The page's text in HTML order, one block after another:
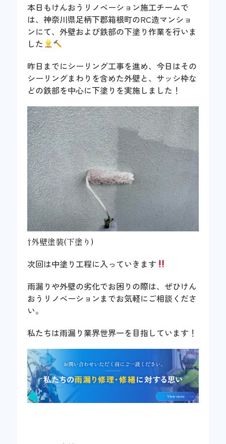
本日もけんおうリノベーション施工チームで
は、神奈川県足柄下郡箱根町のRC造マンショ
ンにて、外壁および鉄部の下塗り作業を行いま
した
昨日までにシーリング工事を進め、今日はその
シーリングまわりを含めた外壁と、サッシ枠な
どの鉄部を中心に下塗りを実施しました！
⇧外壁塗装(下塗り)
次回は中塗り工程に入っていきます
雨漏りや外壁の劣化でお困りの際は、ぜひけん
おうリノベーションまでお気軽にご相談くださ
い。
私たちは雨漏り業界世界一を目指しています！